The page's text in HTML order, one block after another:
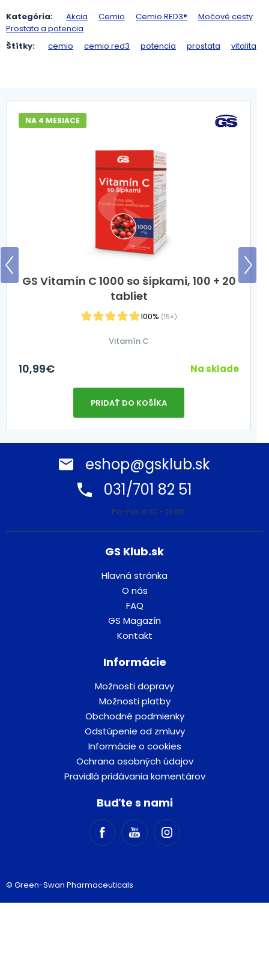
Kategória: Akcia Cemio Cemio RED3®
Močové cesty
Prostata a potencia
Štítky:
cemio cemio red3 potencia prostata vitalita
GS Vitamín C 1000 so šípkami, 100 + 20
tabliet
100% (15×)
NA 4 MESIACE
Vitamín C
10,99€ Na sklade
PRIDAŤ DO KOŠÍKA
eshop@gsklub.sk
031/701 82 51
Po-Pia: 8:30 - 16:00
GS Klub.sk
Hlavná stránka
O nás
FAQ
GS Magazín
Kontakt
Informácie
Možnosti dopravy
Možnosti platby
Obchodné podmienky
Odstúpenie od zmluvy
Informácie o cookies
Ochrana osobných údajov
Pravidlá pridávania komentárov
Buďte s nami
© Green-Swan Pharmaceuticals